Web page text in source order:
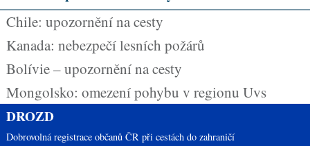
Chile: upozornění na cesty
Kanada: nebezpečí lesních požárů
Bolívie – upozornění na cesty
Mongolsko: omezení pohybu v regionu Uvs
DROZD
Dobrovolná registrace občanů ČR při cestách do zahraničí